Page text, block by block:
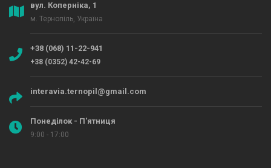
вул. Коперніка, 1
м. Тернопіль, Україна
+38 (068) 11-22-941
+38 (0352) 42-42-69
interavia.ternopil@gmail.com
Понеділок - П'ятниця
9:00 - 17:00